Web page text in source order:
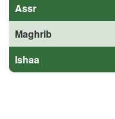
Assr
Maghrib
Ishaa